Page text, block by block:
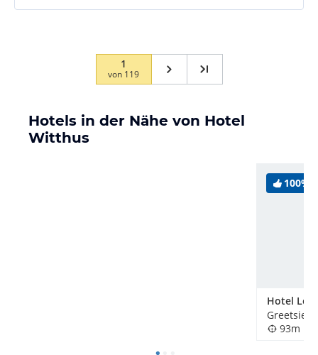
1
von 119
Hotels in der Nähe von Hotel
Witthus
100%
Hotel
Greetsiel,
93m